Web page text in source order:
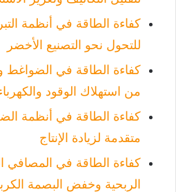
للتحول نحو التصنيع الأخضر
من استهلاك الوقود
متقدمة لزيادة الإنتاج
الربحية وخفض البصمة